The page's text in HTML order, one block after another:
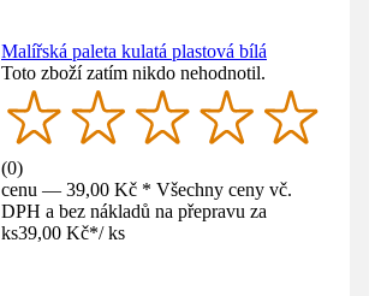
Malířská paleta kulatá plastová bílá
Toto zboží zatím nikdo nehodnotil.
(0)
cenu — 39,00 Kč * Všechny ceny vč.
DPH a bez nákladů na přepravu za
ks39,00 Kč*/ ks